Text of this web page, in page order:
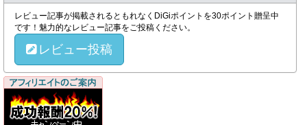
ている世界。
自称神の猫娘ノラ、家事が得意な犬娘ハナ、どこかはかなげな
文鳥娘シロに囲まれた青年の暮らしは……
コミティア人気作が描きおろし商業版として登場!
もっと青年の役に立つために、どうすれば人らしくなれるか疑
問を持ったシロ。
そんな彼女にノラと青年は彼らなりの自論を展開するが、その
レビュー記事が掲載されるともれなくDiGiポイントを30ポイント贈呈中
です！魅力的なレビュー記事をご投稿ください。
レビュー投稿